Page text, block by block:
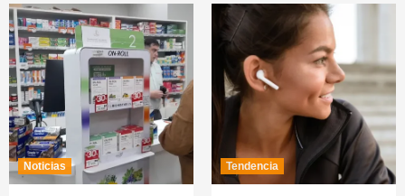
Noticias Tendencia